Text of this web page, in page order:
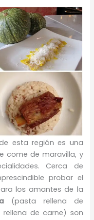
esta región es una
come de maravilla, y
Cerca de
probar el
los amantes de la
(pasta rellena de
de carne) son